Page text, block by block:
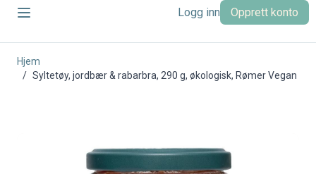
Logg inn Opprett konto
Hjem
/ Syltetøy, jordbær & rabarbra, 290 g, økologisk, Rømer Vegan